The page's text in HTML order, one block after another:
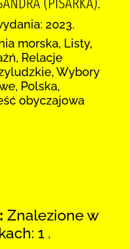
2023.
morska, Listy,
Relacje
Wybory
Polska,
obyczajowa
Znalezione w
1 .